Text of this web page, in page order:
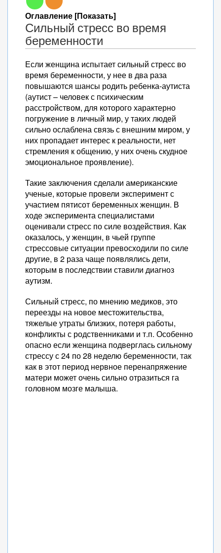
Оглавление [Показать]
Сильный стресс во время
беременности
Если женщина испытает сильный стресс во
время беременности, у нее в два раза
повышаются шансы родить ребенка-аутиста
(аутист – человек с психическим
расстройством, для которого характерно
погружение в личный мир, у таких людей
сильно ослаблена связь с внешним миром, у
них пропадает интерес к реальности, нет
стремления к общению, у них очень скудное
эмоциональное проявление).
Такие заключения сделали американские
ученые, которые провели эксперимент с
участием пятисот беременных женщин. В
ходе эксперимента специалистами
оценивали стресс по силе воздействия. Как
оказалось, у женщин, в чьей группе
стрессовые ситуации превосходили по силе
другие, в 2 раза чаще появлялись дети,
которым в последствии ставили диагноз
аутизм.
Сильный стресс, по мнению медиков, это
переезды на новое местожительства,
тяжелые утраты близких, потеря работы,
конфликты с родственниками и т.п. Особенно
опасно если женщина подверглась сильному
стрессу с 24 по 28 неделю беременности, так
как в этот период нервное перенапряжение
матери может очень сильно отразиться га
головном мозге малыша.